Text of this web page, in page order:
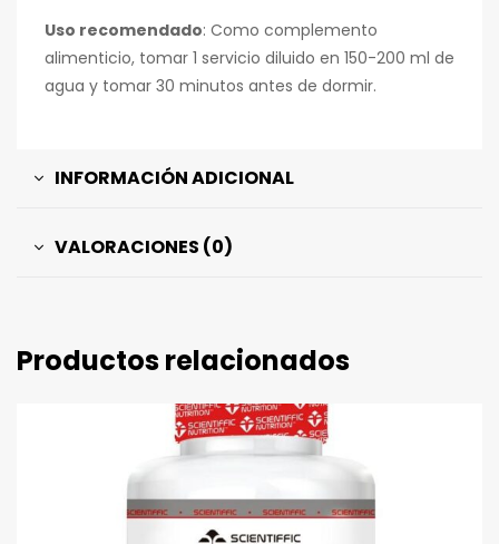
Uso recomendado: Como complemento
alimenticio, tomar 1 servicio diluido en 150-200 ml de
agua y tomar 30 minutos antes de dormir.
INFORMACIÓN ADICIONAL
VALORACIONES (0)
Productos relacionados